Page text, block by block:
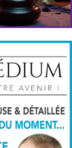
consultation